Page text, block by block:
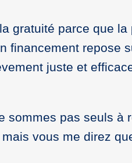
gratuité parce que
financement repose
juste et
sommes pas seuls à
vous me direz